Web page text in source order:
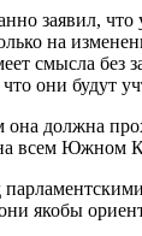
что
на
смысла без
они будут
должна
всем Южном
якобы